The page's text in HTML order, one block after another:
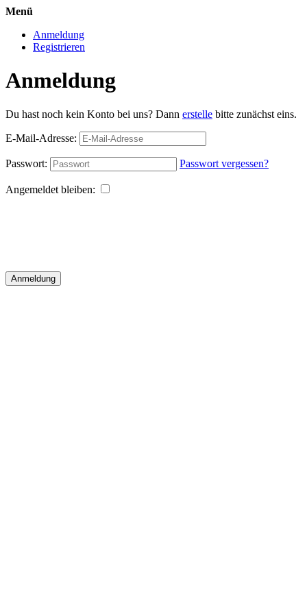
Menü
Anmeldung
Registrieren
Anmeldung
Du hast noch kein Konto bei uns? Dann erstelle bitte zunächst eins.
E-Mail-Adresse:
Passwort: Passwort vergessen?
Angemeldet bleiben:
Anmeldung